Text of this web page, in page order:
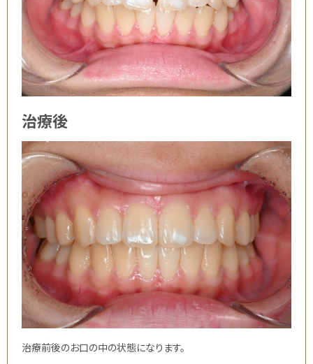
治療後
治療前後のお口の中の状態になります。